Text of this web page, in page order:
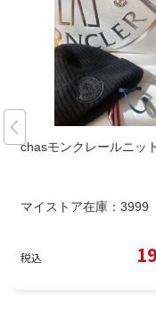
chasモンクレールニッ
マイストア在庫： 3999
税込